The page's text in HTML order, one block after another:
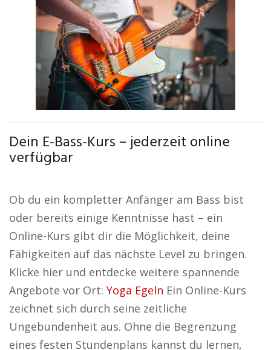
Dein E-Bass-Kurs – jederzeit online
verfügbar
Ob du ein kompletter Anfänger am Bass bist
oder bereits einige Kenntnisse hast – ein
Online-Kurs gibt dir die Möglichkeit, deine
Fähigkeiten auf das nächste Level zu bringen.
Klicke hier und entdecke weitere spannende
Angebote vor Ort: Yoga Egeln Ein Online-Kurs
zeichnet sich durch seine zeitliche
Ungebundenheit aus. Ohne die Begrenzung
eines festen Stundenplans kannst du lernen,